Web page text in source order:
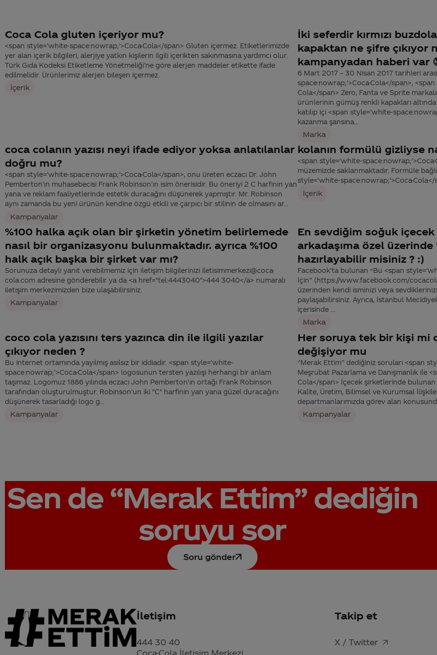
Coca Cola gluten içeriyor mu?
<span style='white-space:nowrap;'>Coca-Cola</span> Gluten içermez. Etiketlerimizde
yer alan içerik bilgileri, alerjiye yatkın kişilerin ilgili içerikten sakınmasına yardımcı olur.
Türk Gıda Kodeksi Etiketleme Yönetmeliği’ne göre alerjen maddeler etikette ifade
edilmelidir. Ürünlerimiz alerjen bileşen içermez.
İçerik
İki seferdir kırmızı
kapaktan ne şifre çıkıyor
kampanyadan haberi var
6 Mart 2017 – 30 Nisan 2017 tarihleri
space:nowrap;'>Coca-Cola</span>,
Cola</span> Zero, Fanta ve Sprite
ürünlerinin gümüş renkli kapakları
katılıp içi <span style='white-
kazanma şansına...
Marka
coca colanın yazısı neyi ifade ediyor yoksa anlatılanlar
doğru mu?
<span style='white-space:nowrap;'>Coca-Cola</span>, onu üreten eczacı Dr. John
Pemberton’ın muhasebecisi Frank Robinson’ın isim önerisidir. Bu öneriyi 2 C harfinin yan
yana ve reklam faaliyetlerinde estetik duracağını düşünerek yapmıştır. Mr. Robinson
aynı zamanda bu yeni ürünün kendine özgü etkili ve çarpıcı bir stilinin de olmasını ar...
Kampanyalar
kolanın formülü gizliyse
<span style='white-space:nowrap;'>Coca-
müzemizde saklanmaktadır. Formüle
style='white-space:nowrap;'>Coca-
İçerik
%100 halka açık olan bir şirketin yönetim belirlemede
nasıl bir organizasyonu bulunmaktadır. ayrıca %100
halk açık başka bir şirket var mı?
Sorunuza detaylı yanıt verebilmemiz için iletişim bilgilerinizi iletisimmerkezi@coca-
cola.com adresine gönderebilir ya da <a href="tel:4443040">444 3040</a> numaralı
iletişim merkezimizden bize ulaşabilirsiniz.
Kampanyalar
En sevdiğim soğuk içecek
arkadaşıma özel
hazırlayabilir misiniz ? :)
Facebook’ta bulunan “Bu <span
İçin” (https://www.facebook.com/
üzerinden kendi isminizi veya
paylaşabilirsiniz. Ayrıca, İstanbul
içerisinde ...
Marka
coco cola yazısını ters yazınca din ile ilgili yazılar
çıkıyor neden ?
Bu internet ortamında yayılmış asılsız bir iddiadır. <span style='white-
space:nowrap;'>Coca-Cola</span> logosunun tersten yazılışı herhangi bir anlam
taşımaz. Logomuz 1886 yılında eczacı John Pemberton'ın ortağı Frank Robinson
tarafından oluşturulmuştur. Robinson'un iki "C" harfinin yan yana güzel duracağını
düşünerek tasarladığı logo g...
Kampanyalar
Her soruya tek bir kişi mi
değişiyor mu
‘’Merak Ettim’’ dediğiniz soruları <span
Meşrubat Pazarlama ve Danışmanlık ile
Cola</span> İçecek şirketlerinde
Kalite, Üretim, Bilimsel ve Kurumsal
departmanlarımızda görev alan
Kampanyalar
Sen de “Merak Ettim”dediğin
soruyu sor
Soru gönder
İletişim
444 30 40
Coca-Cola İletişim Merkezi
Takip et
X / Twitter